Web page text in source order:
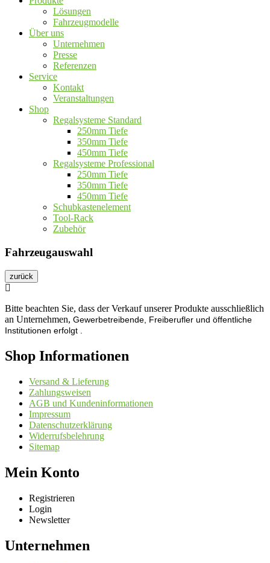
Lösungen
Fahrzeugmodelle
Über uns
Unternehmen
Presse
Referenzen
Service
Kontakt
Veranstaltungen
Shop
Regalsysteme Standard
250mm Tiefe
350mm Tiefe
450mm Tiefe
Regalsysteme Professional
250mm Tiefe
350mm Tiefe
450mm Tiefe
Schubkastenelement
Tool-Rack
Zubehör
Fahrzeugauswahl
zurück
Bitte beachten Sie, dass der Verkauf unserer Produkte ausschließlich
an Unternehmen, Gewerbetreibende, Freiberufler und öffentliche
Institutionen erfolgt .
Shop Informationen
Versand & Lieferung
Zahlungsweisen
AGB und Kundeninformationen
Impressum
Datenschutzerklärung
Widerrufsbelehrung
Sitemap
Mein Konto
Registrieren
Login
Newsletter
Unternehmen